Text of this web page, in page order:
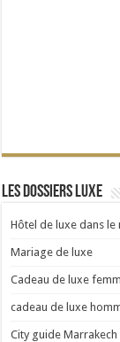
Les dossiers Luxe
Hôtel de luxe dans le
Mariage de luxe
Cadeau de luxe
cadeau de luxe
City guide Marrakech